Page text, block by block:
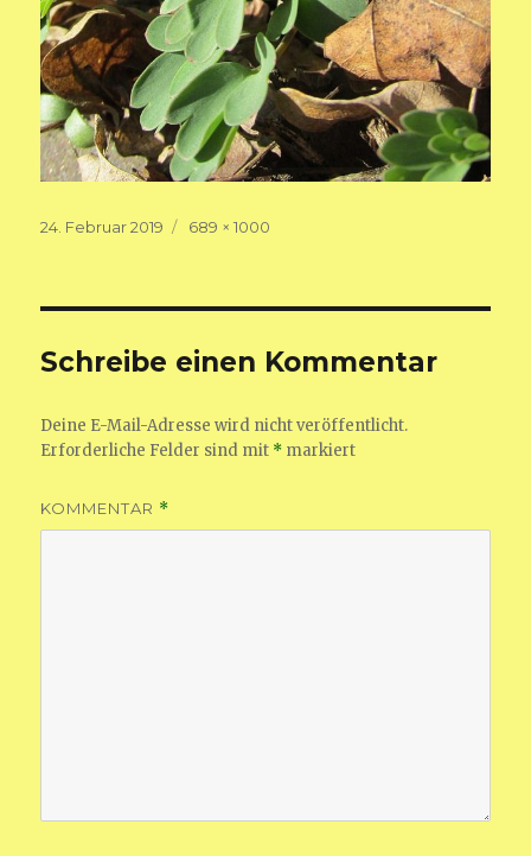
Veröffentlicht
24. Februar 2019
Volle
689 × 1000
Schreibe einen Kommentar
Deine E-Mail-Adresse wird nicht veröffentlicht.
Erforderliche Felder sind mit * markiert
KOMMENTAR *